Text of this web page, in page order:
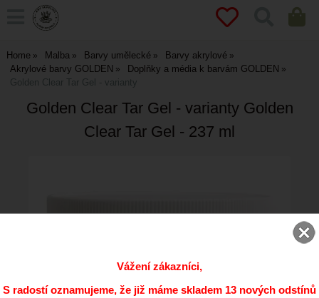
Home Malba Barvy umělecké
Barvy akrylové
Akrylové barvy GOLDEN
Doplňky a média k barvám GOLDEN
Golden Clear Tar Gel - varianty
Golden Clear Tar Gel - varianty Golden
Clear Tar Gel - 237 ml
Vážení zákazníci,
S radostí oznamujeme, že již máme skladem 13 nových odstínů